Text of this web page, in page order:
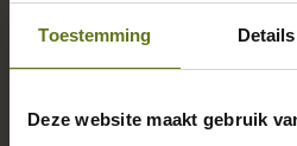
Toestemming Details
Deze website maakt gebruik